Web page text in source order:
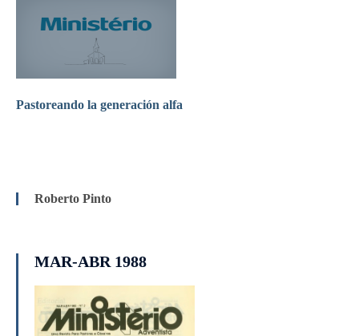
Pastoreando la generación alfa
Roberto Pinto
MAR-ABR 1988